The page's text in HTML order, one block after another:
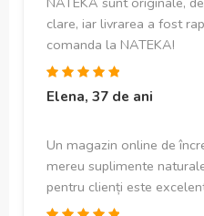
clare, iar livrarea a fost
comanda la NATEKA!
Elena, 37 de ani
Un magazin online de
mereu suplimente
pentru clienți este